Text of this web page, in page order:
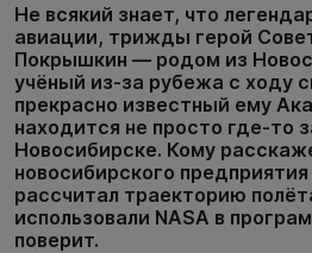
Не всякий знает, что
авиации, трижды герой
Покрышкин — родом из
учёный из-за рубежа с ходу
прекрасно известный ему
находится не просто где-то
Новосибирске. Кому
новосибирского
рассчитал траекторию
использовали NASA в
поверит.